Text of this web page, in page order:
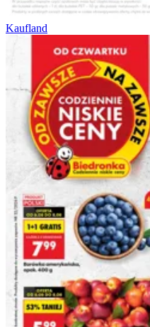
Kaufland